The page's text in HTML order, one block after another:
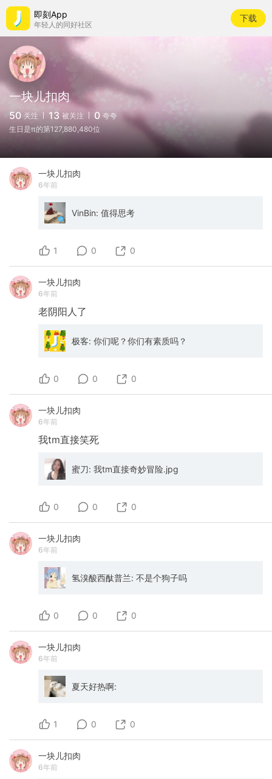
即刻App
年轻人的同好社区
下载
一块儿扣肉
50 关注 13 被关注 0 夸夸
生日是π的第127,880,480位
一块儿扣肉
6年前
VinBin: 值得思考
1 0 0
一块儿扣肉
6年前
老阴阳人了
极客: 你们呢？你们有素质吗？
0 0 0
一块儿扣肉
6年前
我tm直接笑死
蜜刀: 我tm直接奇妙冒险.jpg
0 0 0
一块儿扣肉
6年前
氢溴酸西酞普兰: 不是个狗子吗
0 0 0
一块儿扣肉
6年前
夏天好热啊:
1 0 0
一块儿扣肉
6年前